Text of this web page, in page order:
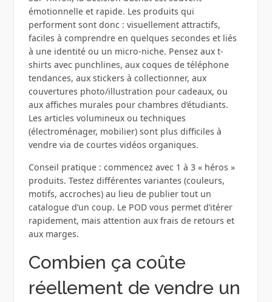
émotionnelle et rapide. Les produits qui
performent sont donc : visuellement attractifs,
faciles à comprendre en quelques secondes et liés
à une identité ou un micro-niche. Pensez aux t-
shirts avec punchlines, aux coques de téléphone
tendances, aux stickers à collectionner, aux
couvertures photo/illustration pour cadeaux, ou
aux affiches murales pour chambres d’étudiants.
Les articles volumineux ou techniques
(électroménager, mobilier) sont plus difficiles à
vendre via de courtes vidéos organiques.
Conseil pratique : commencez avec 1 à 3 « héros »
produits. Testez différentes variantes (couleurs,
motifs, accroches) au lieu de publier tout un
catalogue d’un coup. Le POD vous permet d’itérer
rapidement, mais attention aux frais de retours et
aux marges.
Combien ça coûte
réellement de vendre un